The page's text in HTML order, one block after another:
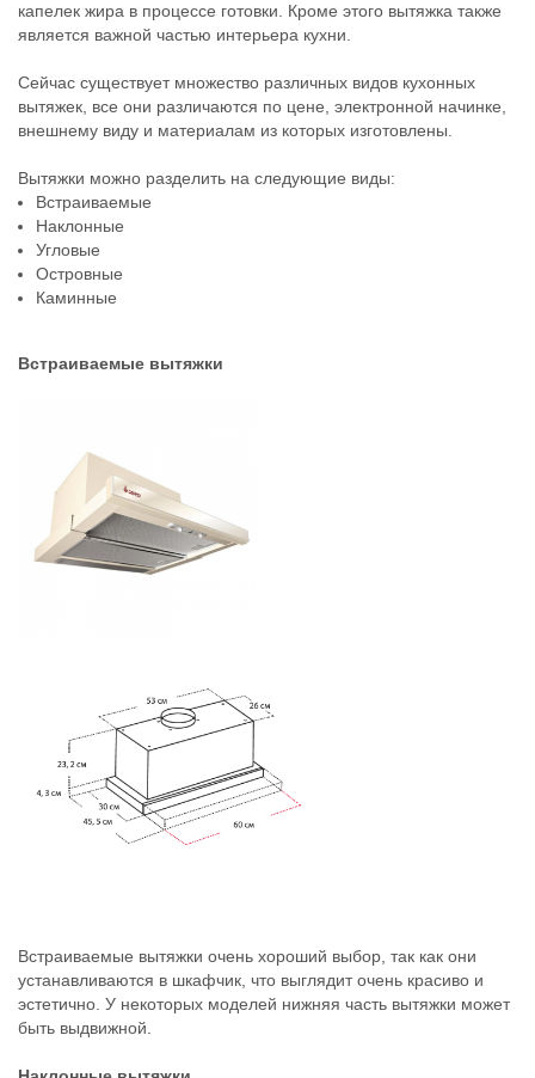
капелек жира в процессе готовки. Кроме этого вытяжка также
является важной частью интерьера кухни.
Сейчас существует множество различных видов кухонных
вытяжек, все они различаются по цене, электронной начинке,
внешнему виду и материалам из которых изготовлены.
Вытяжки можно разделить на следующие виды:
Встраиваемые
Наклонные
Угловые
Островные
Каминные
Встраиваемые вытяжки
Встраиваемые вытяжки очень хороший выбор, так как они
устанавливаются в шкафчик, что выглядит очень красиво и
эстетично. У некоторых моделей нижняя часть вытяжки может
быть выдвижной.